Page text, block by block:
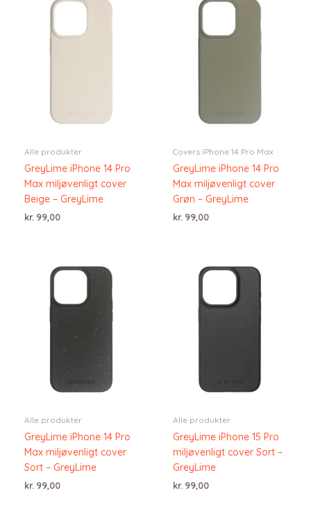
Alle produkter
GreyLime iPhone 14 Pro
Max miljøvenligt cover
Beige – GreyLime
kr. 99,00
Covers iPhone 14 Pro Max
GreyLime iPhone 14 Pro
Max miljøvenligt cover
Grøn – GreyLime
kr. 99,00
Alle produkter
GreyLime iPhone 14 Pro
Max miljøvenligt cover
Sort – GreyLime
kr. 99,00
Alle produkter
GreyLime iPhone 15 Pro
miljøvenligt cover Sort –
GreyLime
kr. 99,00